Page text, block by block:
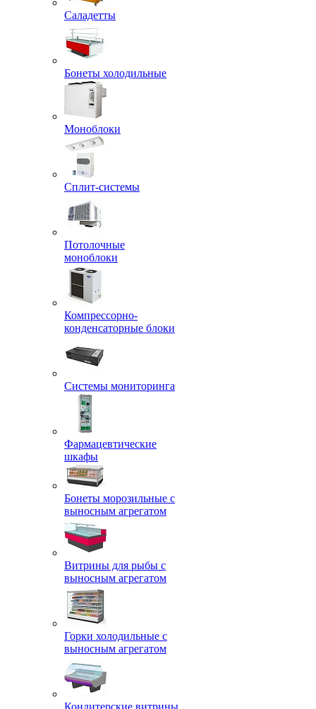
Саладетты
Бонеты холодильные
Моноблоки
Сплит-системы
Потолочные
моноблоки
Компрессорно-
конденсаторные блоки
Системы мониторинга
Фармацевтические
шкафы
Бонеты морозильные с
выносным агрегатом
Витрины для рыбы с
выносным агрегатом
Горки холодильные с
выносным агрегатом
Кондитерские витрины